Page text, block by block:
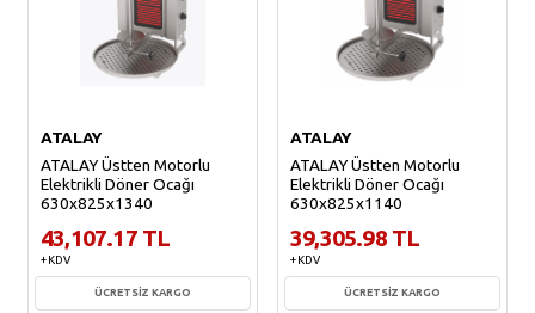
ATALAY
ATALAY Üstten Motorlu
Elektrikli Döner Ocağı
630x825x1340
43,107.17 TL
+ KDV
ÜCRETSİZ KARGO
ATALAY
ATALAY Üstten Motorlu
Elektrikli Döner Ocağı
630x825x1140
39,305.98 TL
+ KDV
ÜCRETSİZ KARGO